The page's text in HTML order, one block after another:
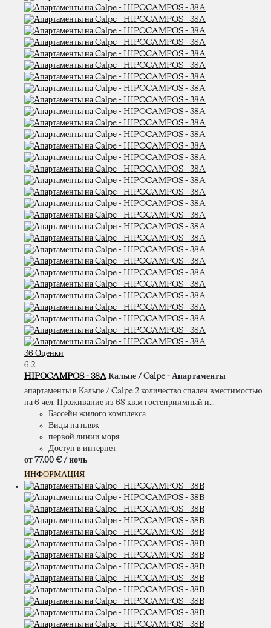
36 Оценки
6 2
HIPOCAMPOS - 38A Кальпе / Calpe - Апартаменты
апартаменты в Кальпе / Calpe 2 количество спален вместимостью
на 6 чел. Проживание из 68 кв.м гостеприимный и...
Бассейн жилого комплекса
Виды на пляж
первой линии моря
Доступ в интернет
от 77.00 € / ночь
ИНФОРМАЦИЯ